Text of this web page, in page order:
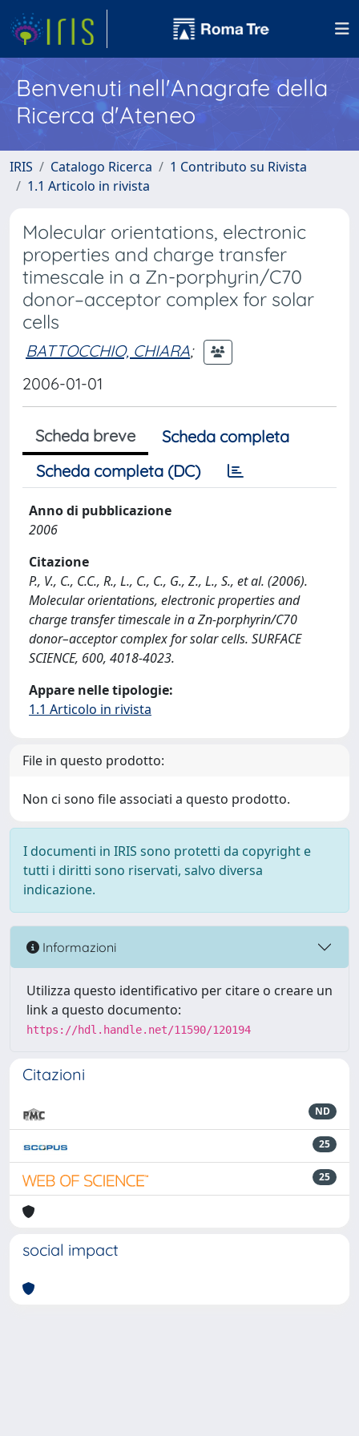
Benvenuti nell'Anagrafe della
Ricerca d'Ateneo
IRIS Catalogo Ricerca
1 Contributo su Rivista
1.1 Articolo in rivista
Molecular orientations, electronic
properties and charge transfer
timescale in a Zn-porphyrin/C70
donor–acceptor complex for solar
cells
BATTOCCHIO, CHIARA;
2006-01-01
Scheda breve
Scheda completa
Scheda completa (DC)
Anno di pubblicazione
2006
Citazione
P., V., C., C.C., R., L., C., C., G., Z., L., S., et al. (2006).
Molecular orientations, electronic properties and
charge transfer timescale in a Zn-porphyrin/C70
donor–acceptor complex for solar cells. SURFACE
SCIENCE, 600, 4018-4023.
Appare nelle tipologie:
1.1 Articolo in rivista
File in questo prodotto:
Non ci sono file associati a questo prodotto.
I documenti in IRIS sono protetti da copyright e
tutti i diritti sono riservati, salvo diversa
indicazione.
Informazioni
Utilizza questo identificativo per citare o creare un
link a questo documento:
https://hdl.handle.net/11590/120194
Citazioni
ND
25
25
social impact